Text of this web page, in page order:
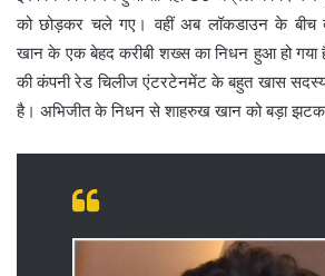
को छोड़कर चले गए। वहीं अब लॉकडाउन के बीच
खान के एक बेहद करीबी शख्स का निधन हुआ हो
की कंपनी रेड चिलीज एंटरटेनमेंट के बहुत खास सदस्य
है। अभिजीत के निधन से शाहरुख खान को बड़ा